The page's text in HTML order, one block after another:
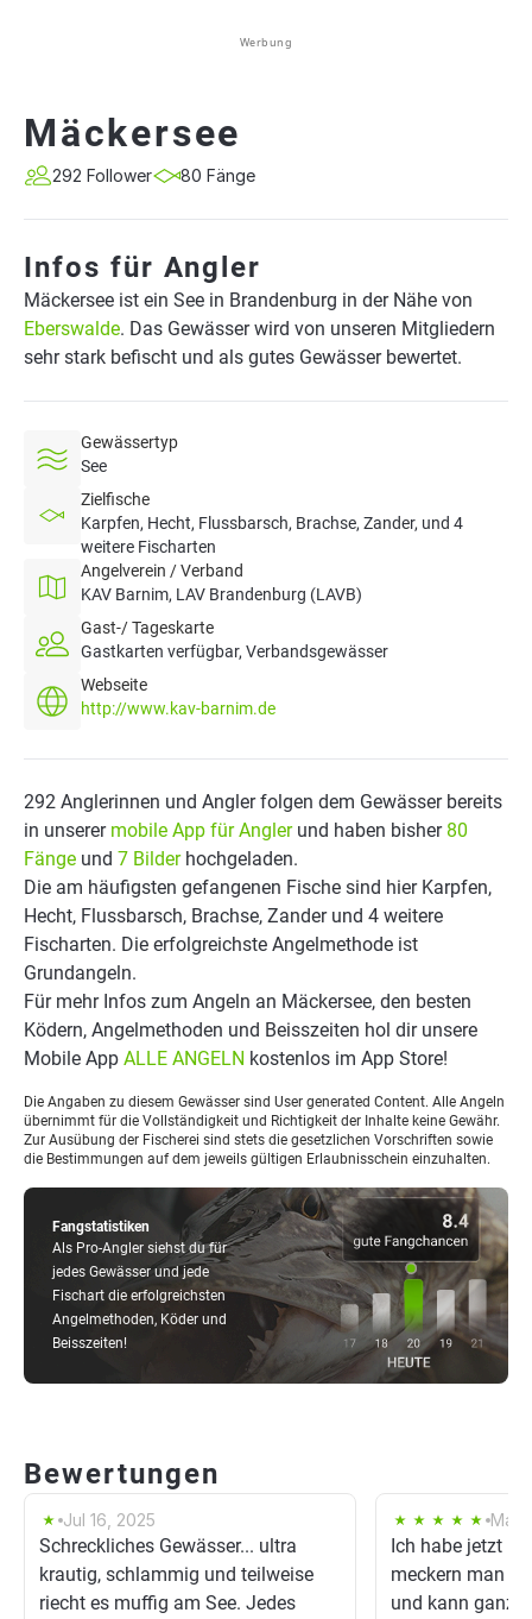
Werbung
Mäckersee
292 Follower 80 Fänge
Infos für Angler
Mäckersee ist ein See in Brandenburg in der Nähe von
Eberswalde. Das Gewässer wird von unseren Mitgliedern
sehr stark befischt und als gutes Gewässer bewertet.
Gewässertyp
See
Zielfische
Karpfen, Hecht, Flussbarsch, Brachse, Zander, und 4
weitere Fischarten
Angelverein / Verband
KAV Barnim, LAV Brandenburg (LAVB)
Gast-/ Tageskarte
Gastkarten verfügbar, Verbandsgewässer
Webseite
http://www.kav-barnim.de
Fangstatistiken
Als Pro-Angler siehst du für
jedes Gewässer und jede
Fischart die erfolgreichsten
Angelmethoden, Köder und
Beisszeiten!
292 Anglerinnen und Angler folgen dem Gewässer bereits
in unserer mobile App für Anglerund haben bisher 80
Fänge und 7 Bilderhochgeladen.
Die am häufigsten gefangenen Fische sind hier Karpfen,
Hecht, Flussbarsch, Brachse, Zander und 4 weitere
Fischarten. Die erfolgreichste Angelmethode ist
Grundangeln.
Für mehr Infos zum Angeln an Mäckersee, den besten
Ködern, Angelmethoden und Beisszeiten hol dir unsere
Mobile App ALLE ANGELN kostenlos im App Store!
Die Angaben zu diesem Gewässer sind User generated Content. Alle Angeln
übernimmt für die Vollständigkeit und Richtigkeit der Inhalte keine Gewähr.
Zur Ausübung der Fischerei sind stets die gesetzlichen Vorschriften sowie
die Bestimmungen auf dem jeweils gültigen Erlaubnisschein einzuhalten.
Bewertungen
Jul 16, 2025
Schreckliches Gewässer... ultra
krautig, schlammig und teilweise
riecht es muffig am See. Jedes
May
Ich habe jetzt
meckern man
und kann ganz